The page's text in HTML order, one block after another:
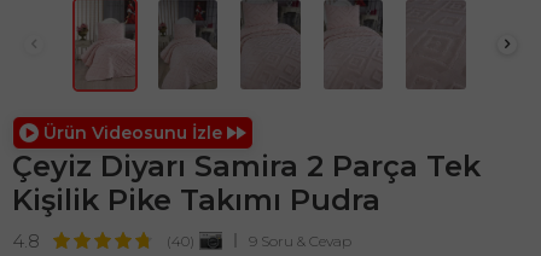
Ürün Videosunu İzle
Çeyiz Diyarı Samira 2 Parça Tek
Kişilik Pike Takımı Pudra
4.8 (40) 9 Soru & Cevap